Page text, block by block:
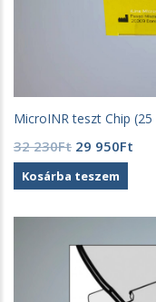
MicroINR teszt Chip (25
32 230Ft Original
price
was:
230Ft.
29 950Ft
Kosárba teszem